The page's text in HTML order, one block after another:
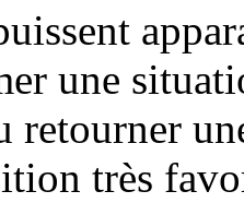
une
très